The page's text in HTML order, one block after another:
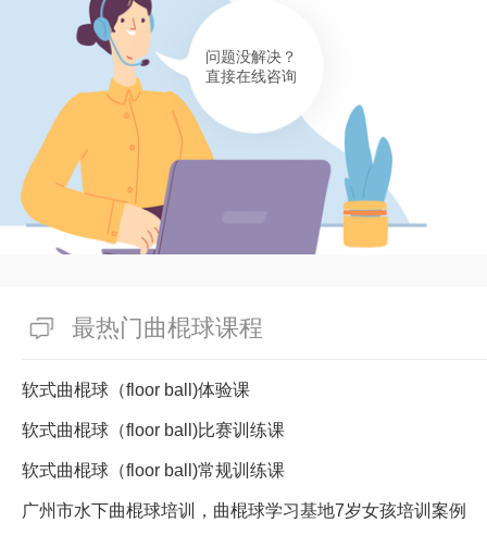
问题没解决？
直接在线咨询
最热门曲棍球课程
软式曲棍球（floor ball)体验课
软式曲棍球（floor ball)比赛训练课
软式曲棍球（floor ball)常规训练课
广州市水下曲棍球培训，曲棍球学习基地7岁女孩培训案例